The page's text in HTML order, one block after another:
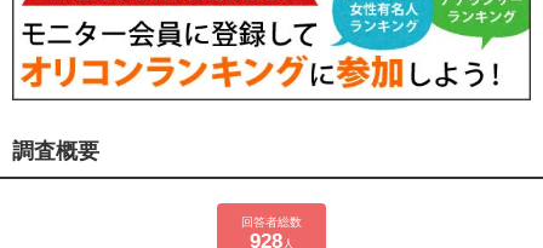
調査概要
回答者総数
928人